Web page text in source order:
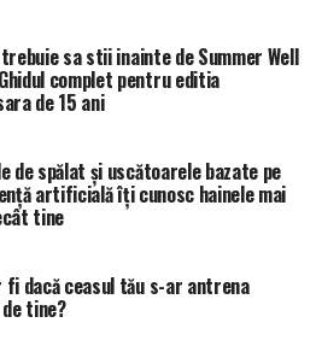
Asociația Producătorilor
Tehnice Prahova a solicitat
Român pentru pierderile
pierderi care au fost generate
prin sistemul antigrindină,
Aceste demersuri sunt
impactul major al
românești, atât din
cât și al siguranței
sa stii inainte de Summer Well
complet pentru editia
de 15 ani
de spălat și uscătoarele bazate pe
artificială îți cunosc hainele mai
tine
fi dacă ceasul tău s-ar antrena
tine?